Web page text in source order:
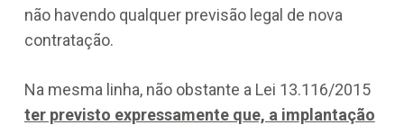
não havendo qualquer previsão legal de nova
contratação.
Na mesma linha, não obstante a Lei 13.116/2015
ter previsto expressamente que, a implantação